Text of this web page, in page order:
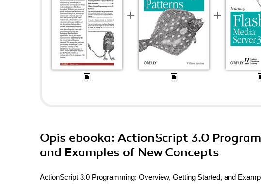
Opis ebooka: ActionScript 3.0
and Examples of New Concepts
ActionScript 3.0 Programming: Overview, Getting Started, and